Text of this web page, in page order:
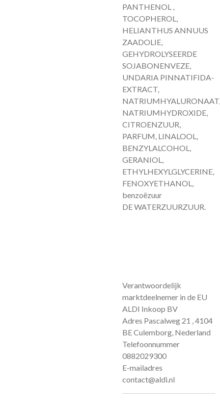
PANTHENOL ,
TOCOPHEROL,
HELIANTHUS ANNUUS
ZAADOLIE,
GEHYDROLYSEERDE
SOJABONENVEZE,
UNDARIA PINNATIFIDA-
EXTRACT,
NATRIUMHYALURONAAT,
NATRIUMHYDROXIDE,
CITROENZUUR,
PARFUM, LINALOOL,
BENZYLALCOHOL,
GERANIOL,
ETHYLHEXYLGLYCERINE,
FENOXYETHANOL,
benzoëzuur
DE WATERZUURZUUR.
Verantwoordelijk
marktdeelnemer in de EU
ALDI Inkoop BV
Adres Pascalweg 21 , 4104
BE Culemborg, Nederland
Telefoonnummer
0882029300
E-mailadres
contact@aldi.nl